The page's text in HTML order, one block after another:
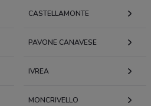
CASTELLAMONTE
PAVONE CANAVESE
IVREA
MONCRIVELLO